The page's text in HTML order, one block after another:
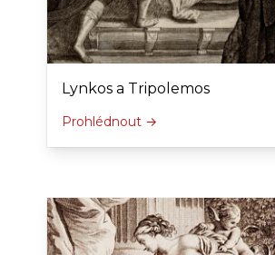
Lynkos a Tripolemos
Prohlédnout →